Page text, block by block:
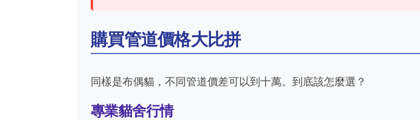
購買管道價格大比拼
同樣是布偶貓，不同管道價差可以到十萬。到底該怎麼選？
專業貓舍行情